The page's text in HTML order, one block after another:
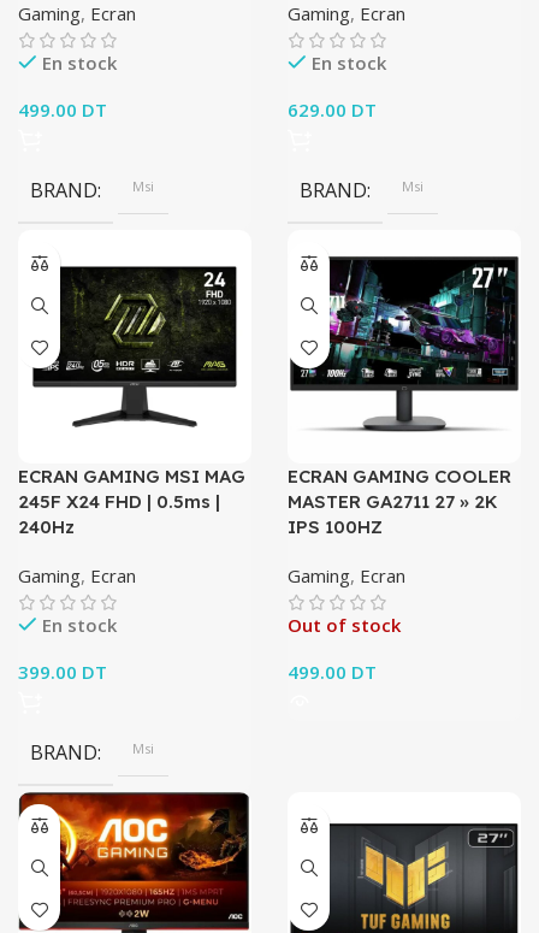
Gaming, Ecran
En stock
499.00 DT
BRAND Msi
Gaming, Ecran
En stock
629.00 DT
BRAND Msi
ECRAN GAMING MSI MAG
245F X24 FHD | 0.5ms |
240Hz
Gaming, Ecran
En stock
399.00 DT
BRAND Msi
ECRAN GAMING COOLER
MASTER GA2711 27 » 2K
IPS 100HZ
Gaming, Ecran
Out of stock
499.00 DT